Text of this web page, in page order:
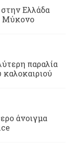
Ελλάδα
Μύκονο
παραλία
καλοκαιριού
άνοιγμα